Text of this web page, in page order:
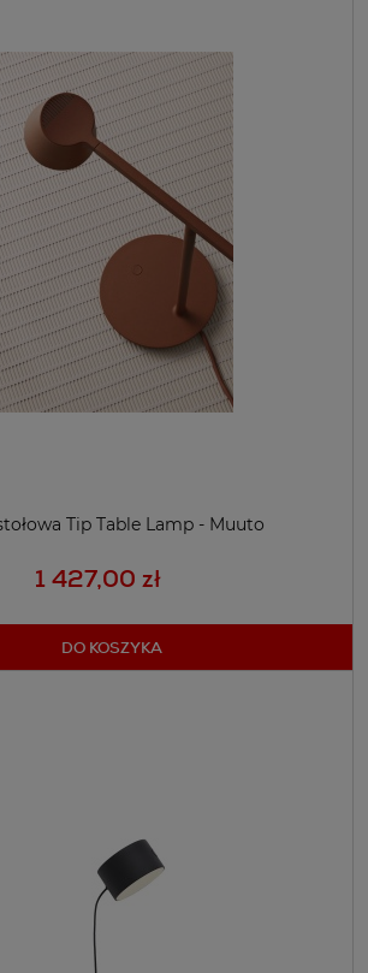
Tip Table Lamp - Muuto
1 427,00 zł
DO KOSZYKA